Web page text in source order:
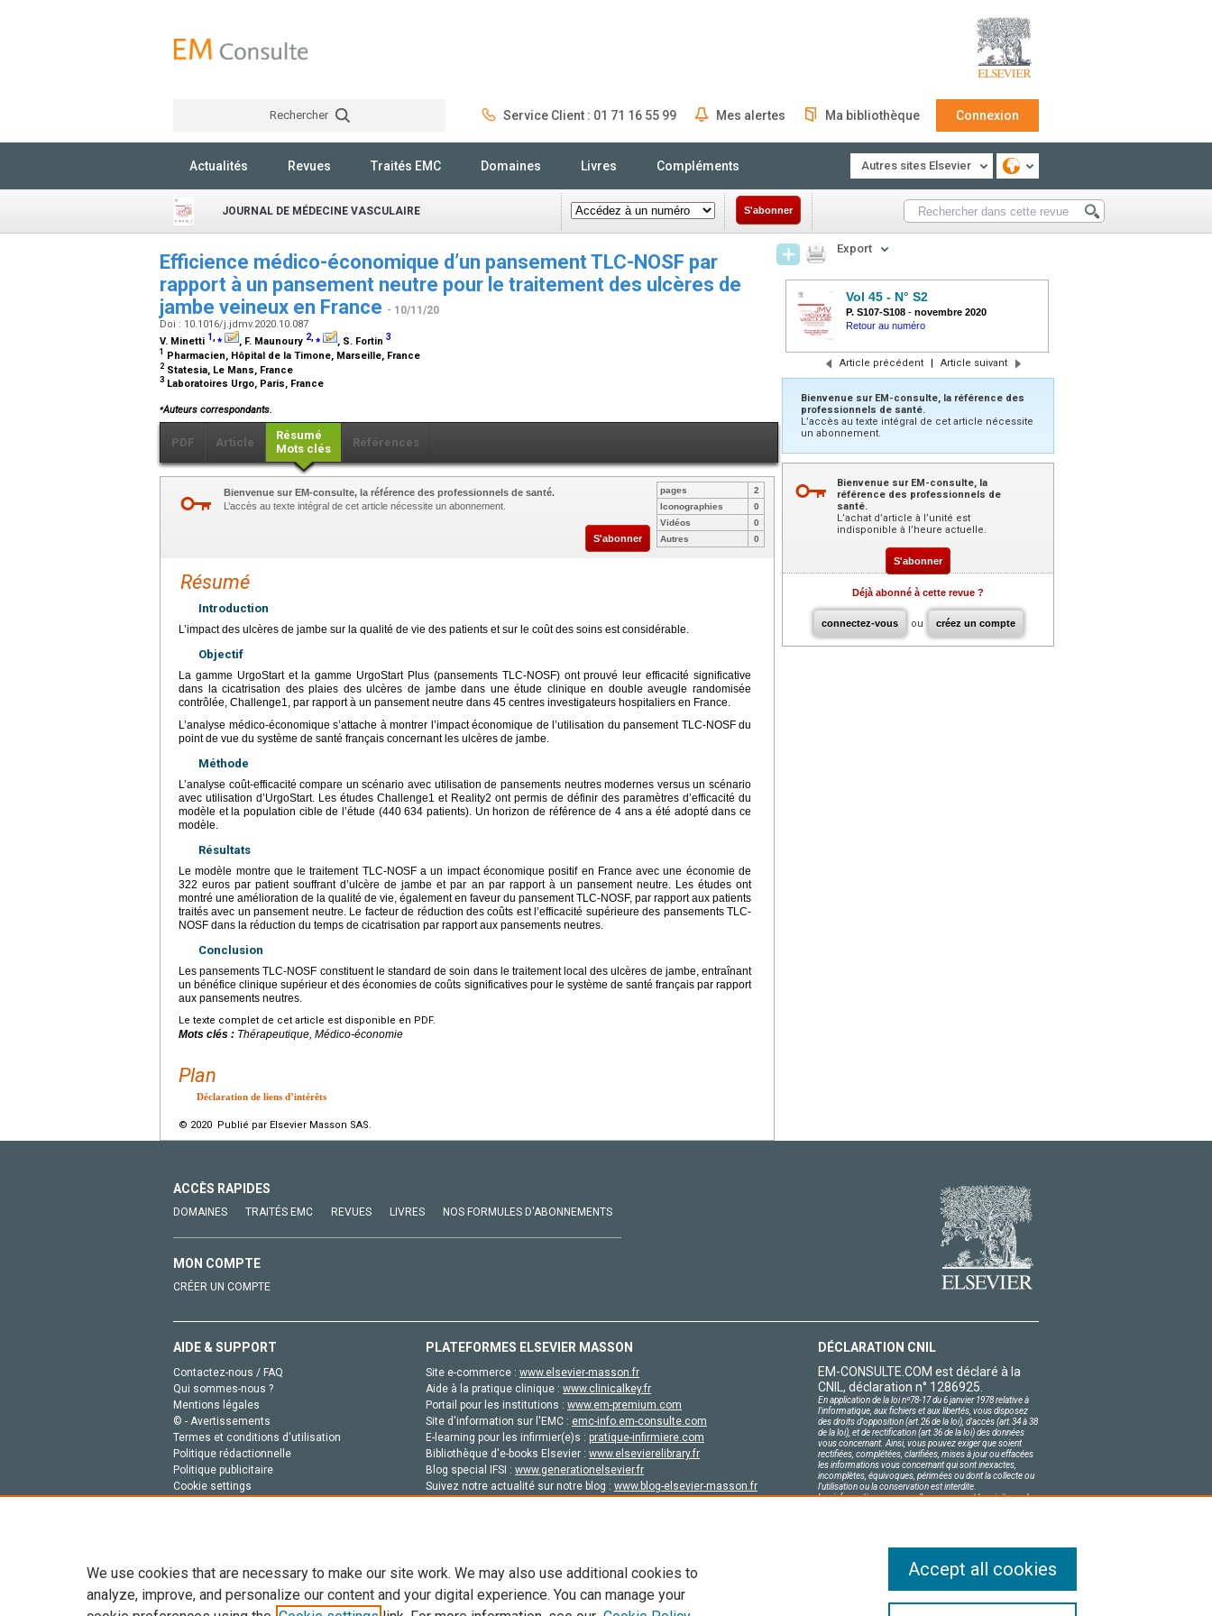
Rechercher Service Client : 01 71 16 55 99 Mes alertes Ma bibliothèque Connexion
Actualités Revues Traités EMC Domaines Livres Compléments Autres sites Elsevier
JOURNAL DE MÉDECINE VASCULAIRE S'abonner
Efficience médico-économique d’un pansement TLC-NOSF par
rapport à un pansement neutre pour le traitement des ulcères de
jambe veineux en France - 10/11/20
Doi : 10.1016/j.jdmv.2020.10.087
V. Minetti 1,⁎ , F. Maunoury 2,⁎ , S. Fortin 3
1 Pharmacien, Hôpital de la Timone, Marseille, France
2 Statesia, Le Mans, France
3 Laboratoires Urgo, Paris, France
⁎Auteurs correspondants.
PDF Article
Résumé
Mots clés
Références
Bienvenue sur EM-consulte, la référence des professionnels de santé.
L’accès au texte intégral de cet article nécessite un abonnement.
S'abonner
pages
2
Iconographies
0
Vidéos
0
Autres
0
Résumé
Introduction
L’impact des ulcères de jambe sur la qualité de vie des patients et sur le coût des soins est considérable.
Objectif
La gamme UrgoStart et la gamme UrgoStart Plus (pansements TLC-NOSF) ont prouvé leur efficacité significative
dans la cicatrisation des plaies des ulcères de jambe dans une étude clinique en double aveugle randomisée
contrôlée, Challenge1, par rapport à un pansement neutre dans 45 centres investigateurs hospitaliers en France.
L’analyse médico-économique s’attache à montrer l’impact économique de l’utilisation du pansement TLC-NOSF du
point de vue du système de santé français concernant les ulcères de jambe.
Méthode
L’analyse coût-efficacité compare un scénario avec utilisation de pansements neutres modernes versus un scénario
avec utilisation d’UrgoStart. Les études Challenge1 et Reality2 ont permis de définir des paramètres d’efficacité du
modèle et la population cible de l’étude (440 634 patients). Un horizon de référence de 4 ans a été adopté dans ce
modèle.
Résultats
Le modèle montre que le traitement TLC-NOSF a un impact économique positif en France avec une économie de
322 euros par patient souffrant d’ulcère de jambe et par an par rapport à un pansement neutre. Les études ont
montré une amélioration de la qualité de vie, également en faveur du pansement TLC-NOSF, par rapport aux patients
traités avec un pansement neutre. Le facteur de réduction des coûts est l’efficacité supérieure des pansements TLC-
NOSF dans la réduction du temps de cicatrisation par rapport aux pansements neutres.
Conclusion
Les pansements TLC-NOSF constituent le standard de soin dans le traitement local des ulcères de jambe, entraînant
un bénéfice clinique supérieur et des économies de coûts significatives pour le système de santé français par rapport
aux pansements neutres.
Le texte complet de cet article est disponible en PDF.
Mots clés : Thérapeutique, Médico-économie
Plan
Déclaration de liens d’intérêts
© 2020 Publié par Elsevier Masson SAS.
Export
Vol 45 - N° S2
P. S107-S108 - novembre 2020
Retour au numéro
Article précédent | Article suivant
Bienvenue sur EM-consulte, la référence des
professionnels de santé.
L’accès au texte intégral de cet article nécessite
un abonnement.
Bienvenue sur EM-consulte, la
référence des professionnels de
santé.
L’achat d’article à l’unité est
indisponible à l’heure actuelle.
S'abonner
Déjà abonné à cette revue ?
connectez-vous ou créez un compte
ACCÈS RAPIDES
DOMAINES TRAITÉS EMC REVUES LIVRES NOS FORMULES D'ABONNEMENTS
MON COMPTE
CRÉER UN COMPTE
AIDE & SUPPORT
Contactez-nous / FAQ
Qui sommes-nous ?
Mentions légales
© - Avertissements
Termes et conditions d'utilisation
Politique rédactionnelle
Politique publicitaire
Cookie settings
PLATEFORMES ELSEVIER MASSON
Site e-commerce : www.elsevier-masson.fr
Aide à la pratique clinique : www.clinicalkey.fr
Portail pour les institutions : www.em-premium.com
Site d'information sur l'EMC : emc-info.em-consulte.com
E-learning pour les infirmier(e)s : pratique-infirmiere.com
Bibliothèque d'e-books Elsevier : www.elsevierelibrary.fr
Blog special IFSI : www.generationelsevier.fr
Suivez notre actualité sur notre blog : www.blog-elsevier-masson.fr
DÉCLARATION CNIL
EM-CONSULTE.COM est déclaré à la
CNIL, déclaration n° 1286925.
En application de la loi nº78-17 du 6 janvier 1978 relative à
l'informatique, aux fichiers et aux libertés, vous disposez
des droits d'opposition (art.26 de la loi), d'accès (art.34 à 38
de la loi), et de rectification (art.36 de la loi) des données
vous concernant. Ainsi, vous pouvez exiger que soient
rectifiées, complétées, clarifiées, mises à jour ou effacées
les informations vous concernant qui sont inexactes,
incomplètes, équivoques, périmées ou dont la collecte ou
l'utilisation ou la conservation est interdite.
Les informations personnelles concernant les visiteurs de
We use cookies that are necessary to make our site work. We may also use additional cookies to
analyze, improve, and personalize our content and your digital experience. You can manage your
Accept all cookies